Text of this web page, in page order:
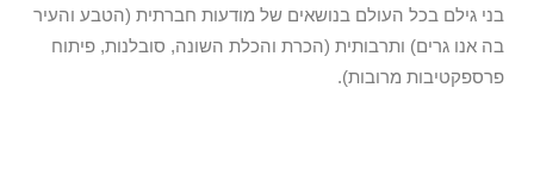
בני גילם בכל העולם בנושאים של מודעות חברתית (הטבע והעיר
בה אנו גרים) ותרבותית (הכרת והכלת השונה, סובלנות, פיתוח
פרספקטיבות מרובות).